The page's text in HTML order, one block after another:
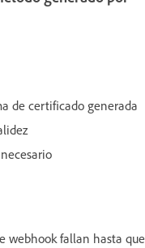
de certificado generada
webhook fallan hasta que